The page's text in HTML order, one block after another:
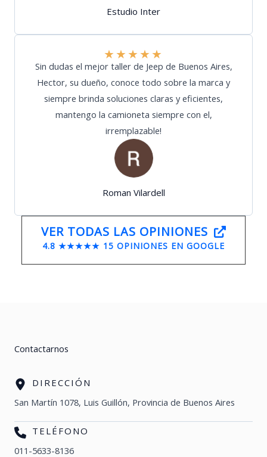
Estudio Inter
★★★★★
Sin dudas el mejor taller de Jeep de Buenos Aires,
Hector, su dueño, conoce todo sobre la marca y
siempre brinda soluciones claras y eficientes,
mantengo la camioneta siempre con el,
irremplazable!
Roman Vilardell
VER TODAS LAS OPINIONES
4.8 ★★★★★ 15 OPINIONES EN GOOGLE
Contactarnos
DIRECCIÓN
San Martín 1078, Luis Guillón, Provincia de Buenos Aires
TELÉFONO
011-5633-8136